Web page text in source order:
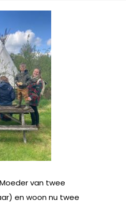
van twee
en woon nu twee